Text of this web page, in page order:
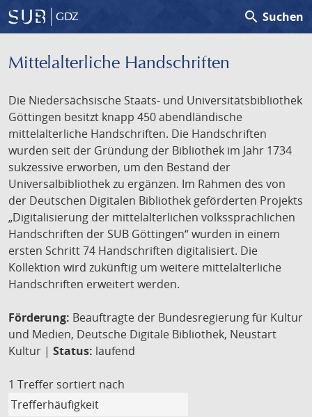
GDZ search Suchen
Mittelalterliche Handschriften
Die Niedersächsische Staats- und Universitätsbibliothek
Göttingen besitzt knapp 450 abendländische
mittelalterliche Handschriften. Die Handschriften
wurden seit der Gründung der Bibliothek im Jahr 1734
sukzessive erworben, um den Bestand der
Universalbibliothek zu ergänzen. Im Rahmen des von
der Deutschen Digitalen Bibliothek geförderten Projekts
„Digitalisierung der mittelalterlichen volkssprachlichen
Handschriften der SUB Göttingen“ wurden in einem
ersten Schritt 74 Handschriften digitalisiert. Die
Kollektion wird zukünftig um weitere mittelalterliche
Handschriften erweitert werden.
Förderung: Beauftragte der Bundesregierung für Kultur
und Medien, Deutsche Digitale Bibliothek, Neustart
Kultur | Status: laufend
1 Treffer sortiert nach